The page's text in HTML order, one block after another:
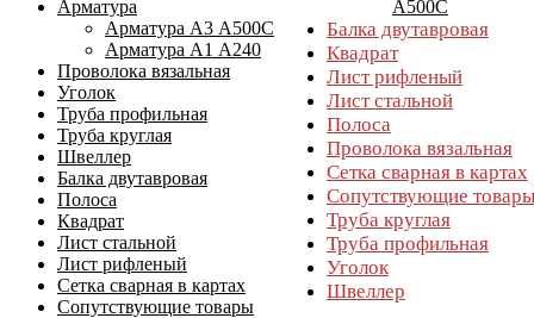
содержимому
А500С
Балка двутавровая
Квадрат
Лист рифленый
Лист стальной
Полоса
Проволока вязальная
Сетка сварная в картах
Сопутствующие товары
Труба круглая
Труба профильная
Уголок
Швеллер
Арматура
Арматура А3 А500С
Арматура А1 А240
Проволока вязальная
Уголок
Труба профильная
Труба круглая
Швеллер
Балка двутавровая
Полоса
Квадрат
Лист стальной
Лист рифленый
Сетка сварная в картах
Сопутствующие товары